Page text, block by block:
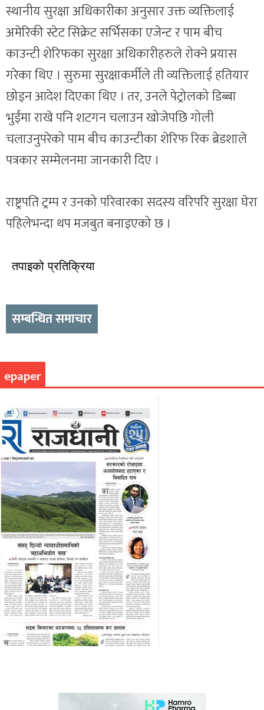
स्थानीय सुरक्षा अधिकारीका अनुसार उक्त व्यक्तिलाई
अमेरिकी स्टेट सिक्रेट सर्भिसका एजेन्ट र पाम बीच
काउन्टी शेरिफका सुरक्षा अधिकारीहरुले रोक्ने प्रयास
गरेका थिए । सुरुमा सुरक्षाकर्मीले ती व्यक्तिलाई हतियार
छोड्न आदेश दिएका थिए । तर, उनले पेट्रोलको डिब्बा
भुईंमा राखे पनि शटगन चलाउन खोजेपछि गोली
चलाउनुपरेको पाम बीच काउन्टीका शेरिफ रिक ब्रेडशाले
पत्रकार सम्मेलनमा जानकारी दिए ।
राष्ट्रपति ट्रम्प र उनको परिवारका सदस्य वरिपरि सुरक्षा घेरा
पहिलेभन्दा थप मजबुत बनाइएको छ ।
तपाइको प्रतिक्रिया
सम्बन्धित समाचार
epaper